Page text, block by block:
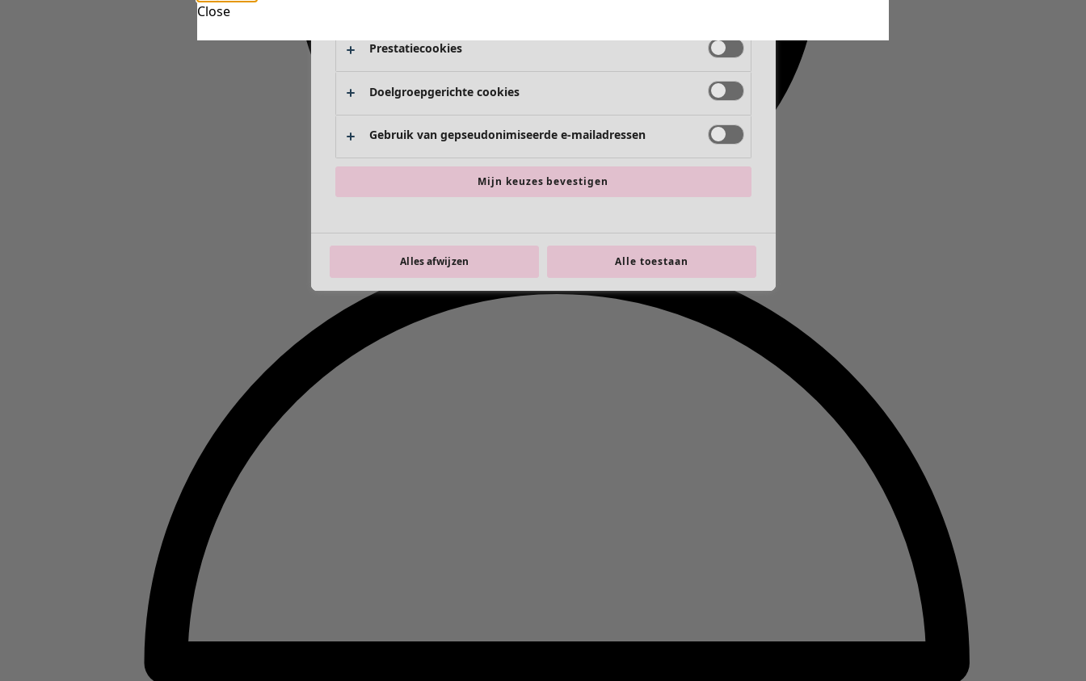
Close
Prestatiecookies
Doelgroepgerichte cookies
Gebruik van gepseudonimiseerde e-mailadressen
Mijn keuzes bevestigen
Alles afwijzen Alle toestaan